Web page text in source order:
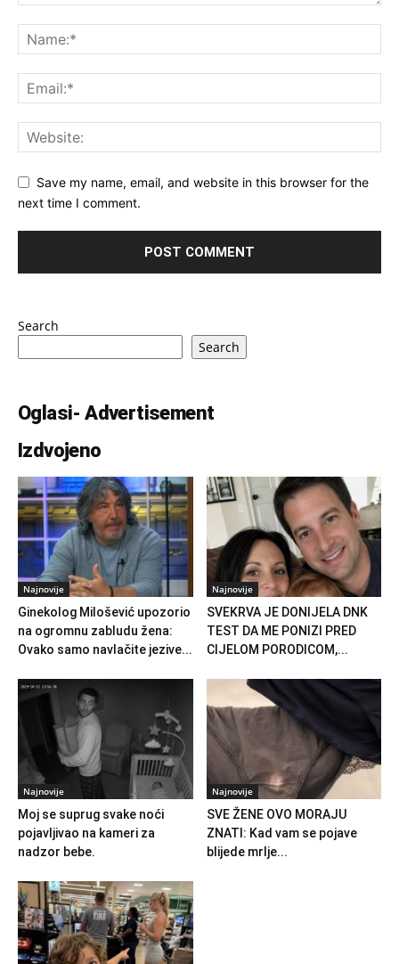
Save my name, email, and website in this browser for the
next time I comment.
Search
Search
Oglasi- Advertisement
Izdvojeno
Najnovije
Ginekolog Milošević upozorio
na ogromnu zabludu žena:
Ovako samo navlačite jezive...
Najnovije
SVEKRVA JE DONIJELA DNK
TEST DA ME PONIZI PRED
CIJELOM PORODICOM,...
Najnovije
Moj se suprug svake noći
pojavljivao na kameri za
nadzor bebe.
Najnovije
SVE ŽENE OVO MORAJU
ZNATI: Kad vam se pojave
blijede mrlje...